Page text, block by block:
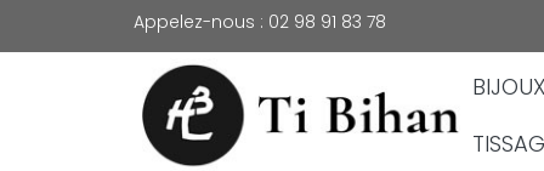
Appelez-nous : 02 98 91 83 78